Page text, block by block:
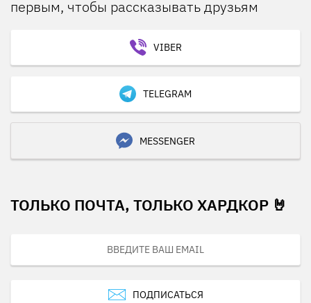
первым, чтобы рассказывать друзьям
VIBER
TELEGRAM
MESSENGER
ТОЛЬКО ПОЧТА, ТОЛЬКО ХАРДКОР 🤘
ПОДПИСАТЬСЯ